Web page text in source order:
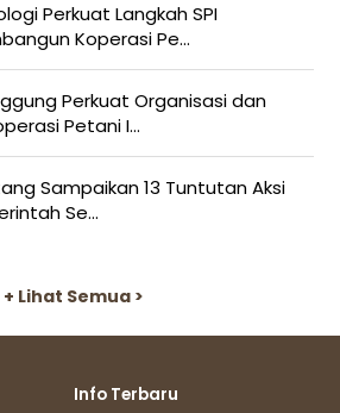
Perkuat Langkah SPI
Koperasi Pe...
Perkuat Organisasi dan
Petani I...
Sampaikan 13 Tuntutan Aksi
Se...
+ Lihat Semua >
Info Terbaru